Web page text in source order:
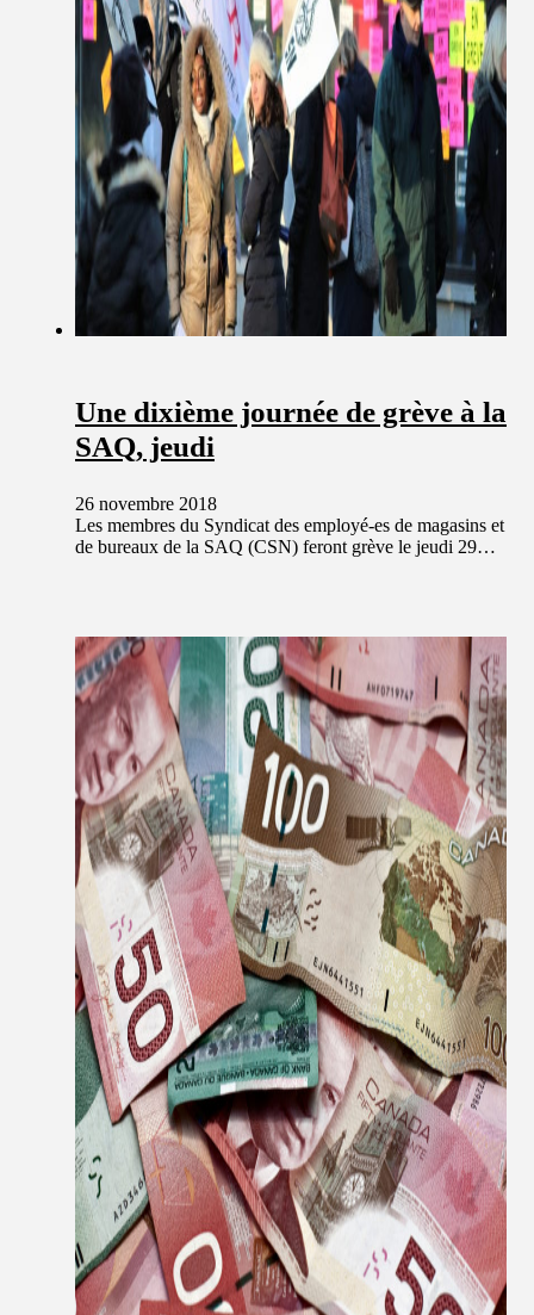
Une dixième journée de grève à la
SAQ, jeudi
26 novembre 2018
Les membres du Syndicat des employé-es de magasins et
de bureaux de la SAQ (CSN) feront grève le jeudi 29…